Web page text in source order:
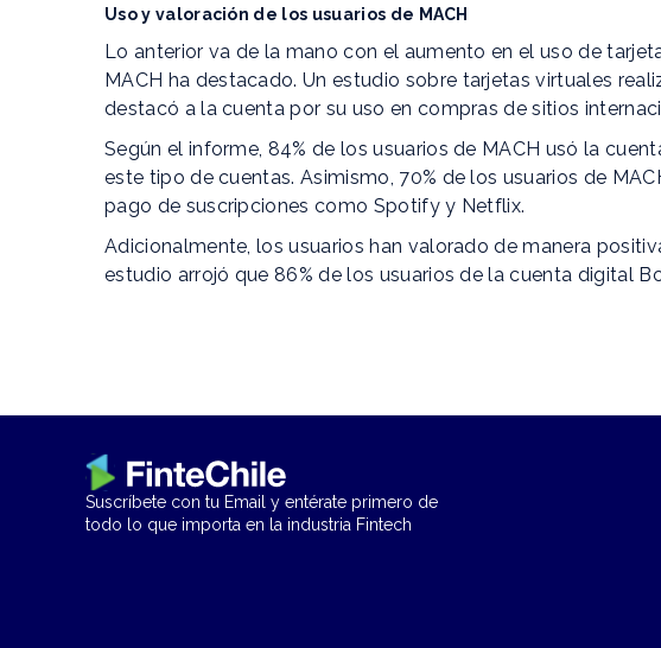
Uso y valoración de los usuarios de MACH
Lo anterior va de la mano con el aumento en el uso de
MACH ha destacado. Un estudio sobre tarjetas virtuales
destacó a la cuenta por su uso en compras de sitios
Según el informe, 84% de los usuarios de MACH usó la
este tipo de cuentas. Asimismo, 70% de los usuarios de
pago de suscripciones como Spotify y Netflix.
Adicionalmente, los usuarios han valorado de manera
estudio arrojó que 86% de los usuarios de la cuenta digital
Suscríbete con tu Email y entérate primero de
todo lo que importa en la industria Fintech